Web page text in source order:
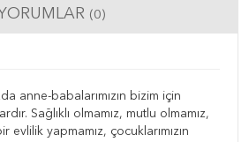
(0)
anne-babalarımızın bizim için
Sağlıklı olmamız, mutlu olmamız,
evlilik yapmamız, çocuklarımızın